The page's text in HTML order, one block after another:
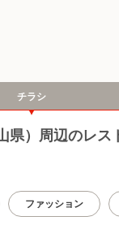
チラシ
県）周辺のレ
ファッション